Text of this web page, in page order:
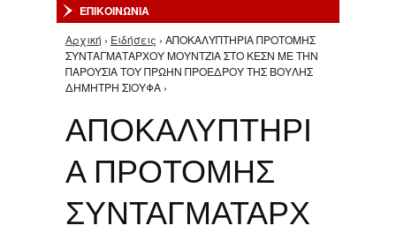
ΕΠΙΚΟΙΝΩΝΙΑ
Είστε εδώ
Αρχική › Ειδήσεις › ΑΠΟΚΑΛΥΠΤΗΡΙΑ ΠΡΟΤΟΜΗΣ
ΣΥΝΤΑΓΜΑΤΑΡΧΟΥ ΜΟΥΝΤΖΙΑ ΣΤΟ ΚΕΣΝ ΜΕ ΤΗΝ
ΠΑΡΟΥΣΙΑ ΤΟΥ ΠΡΩΗΝ ΠΡΟΕΔΡΟΥ ΤΗΣ ΒΟΥΛΗΣ
ΔΗΜΗΤΡΗ ΣΙΟΥΦΑ ›
ΑΠΟΚΑΛΥΠΤΗΡΙ
Α ΠΡΟΤΟΜΗΣ
ΣΥΝΤΑΓΜΑΤΑΡΧ